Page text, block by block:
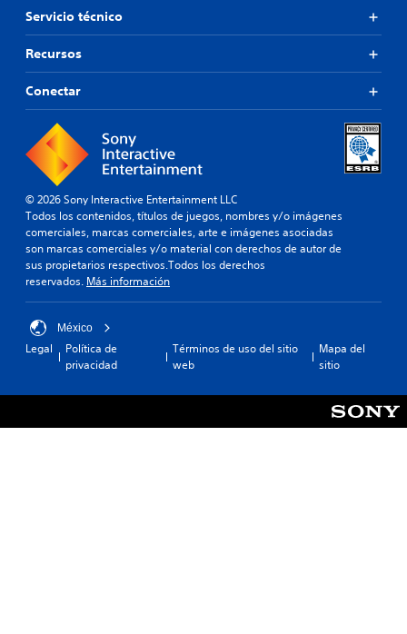
Servicio técnico
Recursos
Conectar
© 2026 Sony Interactive Entertainment LLC
Todos los contenidos, títulos de juegos, nombres y/o imágenes
comerciales, marcas comerciales, arte e imágenes asociadas
son marcas comerciales y/o material con derechos de autor de
sus propietarios respectivos.Todos los derechos
reservados. Más información
México
Legal
Política de
privacidad
Términos de uso del sitio
web
Mapa del
sitio